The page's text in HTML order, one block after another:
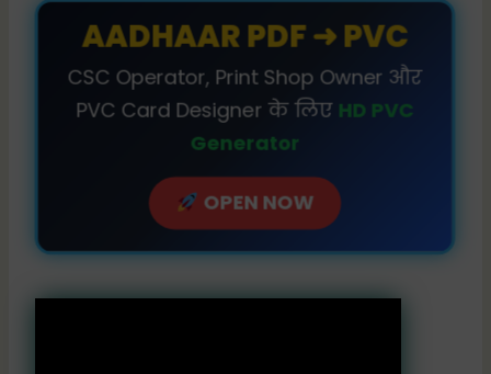
AADHAAR PDF ➜ PVC
CSC Operator, Print Shop Owner और
PVC Card Designer के लिए HD PVC
Generator
OPEN NOW